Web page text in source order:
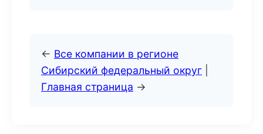
← Все компании в регионе
Сибирский федеральный округ
Главная страница →